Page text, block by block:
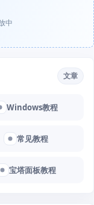
中
文章
Windows教程
常见教程
宝塔面板教程